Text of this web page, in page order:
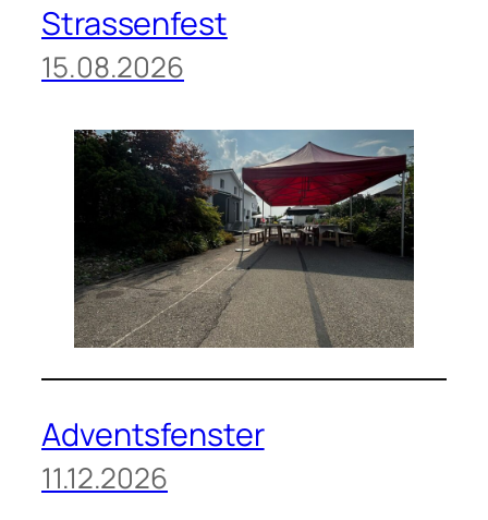
Strassenfest
15.08.2026
Adventsfenster
11.12.2026